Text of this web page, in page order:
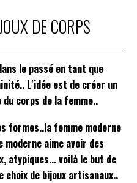
DE CORPS
le passé en tant que
L'idée est de créer un
corps de la femme..
formes..la femme moderne
moderne aime avoir des
atypiques... voilà le but de
choix de bijoux artisanaux..